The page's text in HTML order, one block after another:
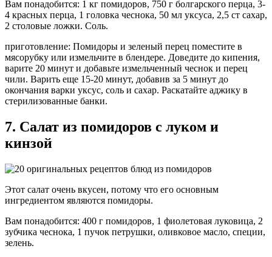
Вам понадобится: 1 кг помидоров, 750 г болгарского перца, 3-
4 красных перца, 1 головка чеснока, 50 мл уксуса, 2,5 ст сахар,
2 столовые ложки. Соль.
приготовление: Помидоры и зеленый перец поместите в
мясорубку или измельчите в блендере. Доведите до кипения,
варите 20 минут и добавьте измельченный чеснок и перец
чили. Варить еще 15-20 минут, добавив за 5 минут до
окончания варки уксус, соль и сахар. Раскатайте аджику в
стерилизованные банки.
7. Салат из помидоров с луком и
кинзой
Этот салат очень вкусен, потому что его основным
ингредиентом являются помидоры.
Вам понадобится: 400 г помидоров, 1 фиолетовая луковица, 2
зубчика чеснока, 1 пучок петрушки, оливковое масло, специи,
зелень.